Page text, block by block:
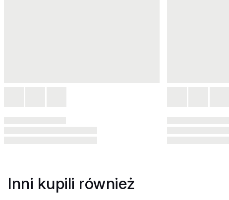
Inni kupili również